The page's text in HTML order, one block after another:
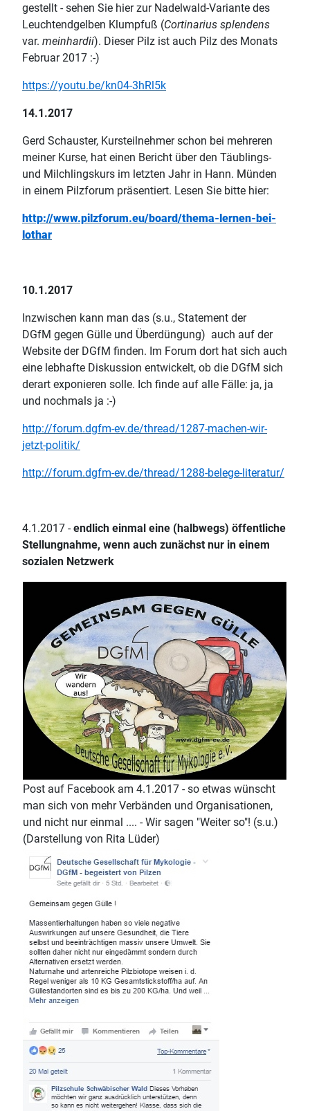
gestellt - sehen Sie hier zur Nadelwald-Variante des
Leuchtendgelben Klumpfuß (Cortinarius splendens
var. meinhardii). Dieser Pilz ist auch Pilz des Monats
Februar 2017 :-)
https://youtu.be/kn04-3hRl5k
14.1.2017
Gerd Schauster, Kursteilnehmer schon bei mehreren
meiner Kurse, hat einen Bericht über den Täublings-
und Milchlingskurs im letzten Jahr in Hann. Münden
in einem Pilzforum präsentiert. Lesen Sie bitte hier:
http://www.pilzforum.eu/board/thema-lernen-bei-
lothar
10.1.2017
Inzwischen kann man das (s.u., Statement der
DGfM gegen Gülle und Überdüngung) auch auf der
Website der DGfM finden. Im Forum dort hat sich auch
eine lebhafte Diskussion entwickelt, ob die DGfM sich
derart exponieren solle. Ich finde auf alle Fälle: ja, ja
und nochmals ja :-)
http://forum.dgfm-ev.de/thread/1287-machen-wir-
jetzt-politik/
http://forum.dgfm-ev.de/thread/1288-belege-literatur/
4.1.2017 -endlich einmal eine (halbwegs) öffentliche
Stellungnahme, wenn auch zunächst nur in einem
sozialen Netzwerk
Post auf Facebook am 4.1.2017 - so etwas wünscht
man sich von mehr Verbänden und Organisationen,
und nicht nur einmal .... - Wir sagen "Weiter so"! (s.u.)
(Darstellung von Rita Lüder)